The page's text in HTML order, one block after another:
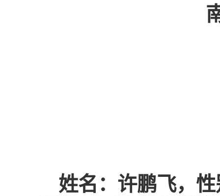
姓名：许鹏飞，